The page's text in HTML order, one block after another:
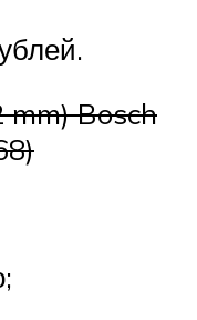
Bosch